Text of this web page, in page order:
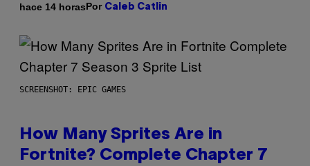
hace 14 horasPor Caleb Catlin
SCREENSHOT: EPIC GAMES
How Many Sprites Are in
Fortnite? Complete Chapter 7